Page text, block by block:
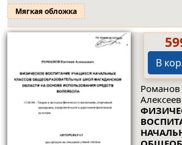
Мягкая обложка
В
Романов